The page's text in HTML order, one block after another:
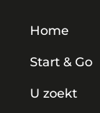
Home
Start & Go
U zoekt